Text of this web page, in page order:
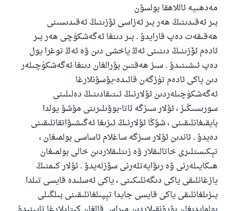
مەدھىيە ئاللاھقا بولسۇن
بىر ئەقىدىنىڭ ھەر بىر ئەزاسى ئۆزىنىڭ ئەقىدىسىنى
ھەقىقەت دەپ قارايدۇ . بىر دىنغا ئەگەشكۈچى ھەر بىر
ئادەم ئۆزىنىڭ دىنىنى ئەڭ ياخشى دىن ۋە ئەڭ توغرا يول
دەپ ئىشىنىدۇ . سىز ھەقتىن بۇرالغان دىنغا ئەگەشكۈچىلەر
دىن ياكى ئادەم تۈزگەن قائىدە-يۇسۇنلارغا
ئەگەشكۈچىلەردىن ئۇلارنىڭ ئىتىقادىنىڭ دەلىلىنى
سورىسىڭىز ، ئۇلار سىزگە ئاتا-بوۋىلىرىنى مۇشۇ يولدا
بايقىغانلىقىنى ، شۇڭا ئۇلارنىڭ ئىزىغا ئەگىشىۋاتقانلىقىنى
دەيدۇ . ئاندىن ئۇلار سىزگە ساغلام ئاساسى بولمىغان ،
تېكىستلىرى خاتالىقلار ۋە زىتلىقلاردىن خالى بولمىغان
ھىكايىلەرنى ۋە رىۋايەتلەرنى سۆزلەيدۇ . ئۇلار كىمنىڭ
يازغانلىقى ياكى دىگەنلىكىنى ، ياكى ئەسلىدە قايسى تىلدا
يىزىلغانلىقى ياكى قايسى جايدا تېپىلغانلىقىنى بىلگىلى